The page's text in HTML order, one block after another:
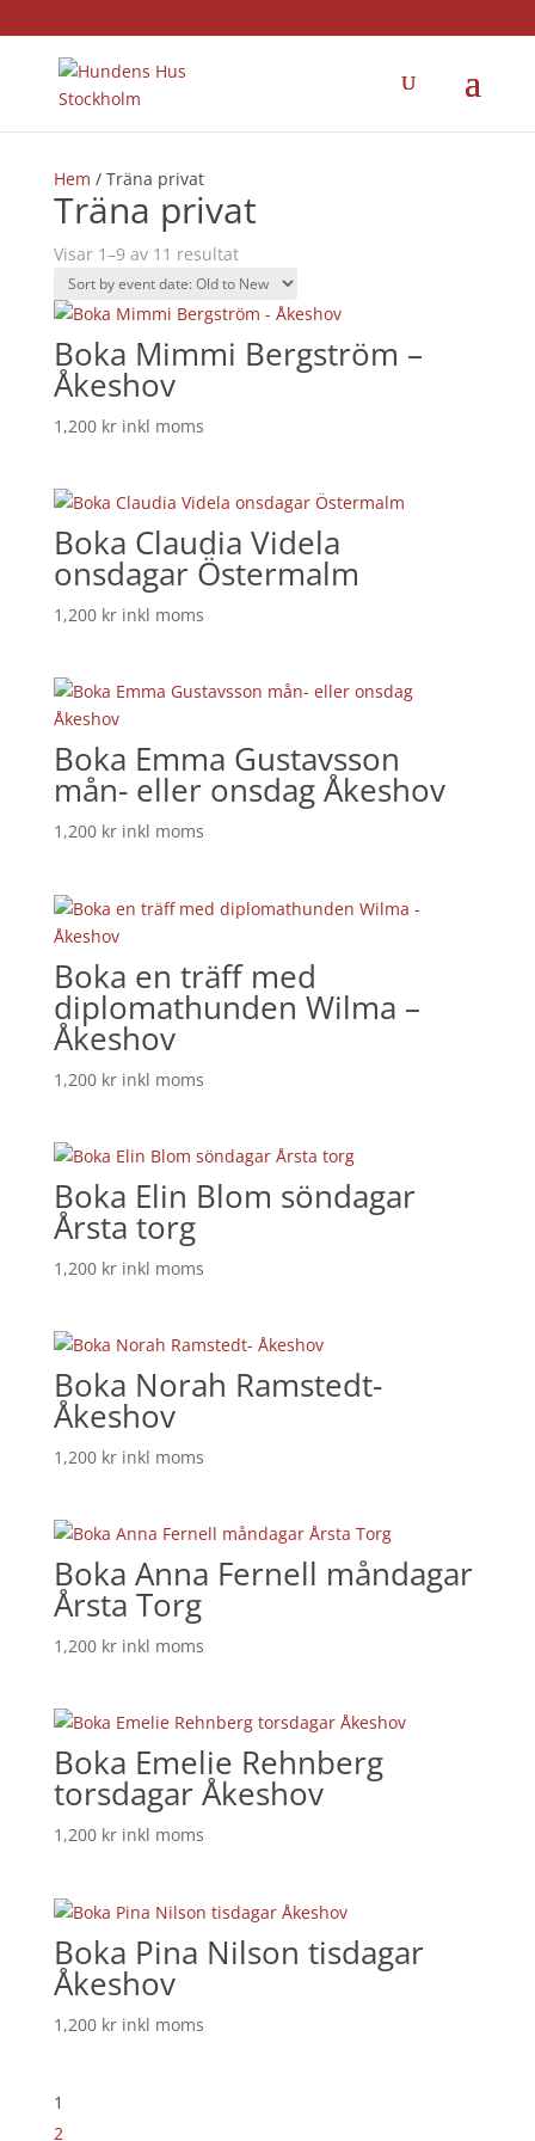
Hem / Träna privat
Träna privat
Visar 1–9 av 11 resultat
Boka Mimmi Bergström –
Åkeshov
1,200 kr inkl moms
Boka Claudia Videla
onsdagar Östermalm
1,200 kr inkl moms
Boka Emma Gustavsson
mån- eller onsdag Åkeshov
1,200 kr inkl moms
Boka en träff med
diplomathunden Wilma –
Åkeshov
1,200 kr inkl moms
Boka Elin Blom söndagar
Årsta torg
1,200 kr inkl moms
Boka Norah Ramstedt-
Åkeshov
1,200 kr inkl moms
Boka Anna Fernell måndagar
Årsta Torg
1,200 kr inkl moms
Boka Emelie Rehnberg
torsdagar Åkeshov
1,200 kr inkl moms
Boka Pina Nilson tisdagar
Åkeshov
1,200 kr inkl moms
1
2